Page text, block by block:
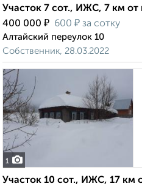
Участок 7 сот., ИЖС, 7 км от
400 000 ₽ 600 ₽ за сотку
Алтайский переулок 10
Собственник, 28.03.2022
1
Участок 10 сот., ИЖС, 17 км